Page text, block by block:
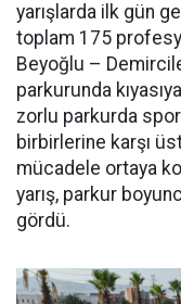
yarışlarda ilk gün
toplam 175
Beyoğlu –
parkurunda
zorlu parkurda
birbirlerine karşı
mücadele ortaya
yarış, parkur
gördü.